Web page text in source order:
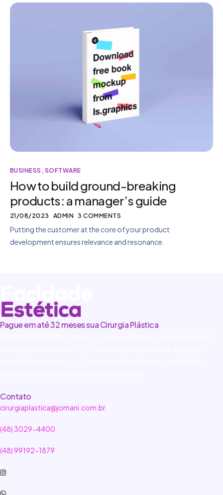
BUSINESS , SOFTWARE
How to build ground-breaking
products: a manager’s guide
21/08/2023 ADMIN 3 COMMENTS
Putting the customer at the core of your product
development ensures relevance and resonance.
Pague em até 32 meses sua Cirurgia Plástica
Contato
cirurgiaplastica@jomani.com.br
(48) 3029-4400
(48) 99192-1879